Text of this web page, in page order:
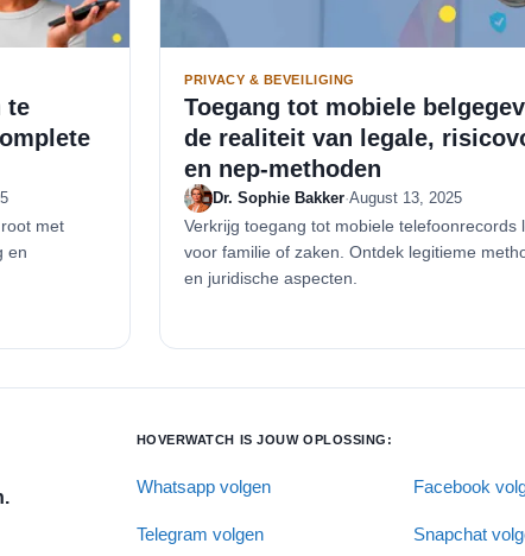
te
met
en
PRIVACY & BEVEILIGING
Toegang tot mobiele
de realiteit van legale,
en nep-methoden
Dr. Sophie Bakker·August 13, 2025
Verkrijg toegang tot mobiele telefoonrecords
voor familie of zaken. Ontdek legitieme
en juridische aspecten.
HOVERWATCH IS JOUW OPLOSSING:
Whatsapp volgen Facebook
Telegram volgen Snapchat